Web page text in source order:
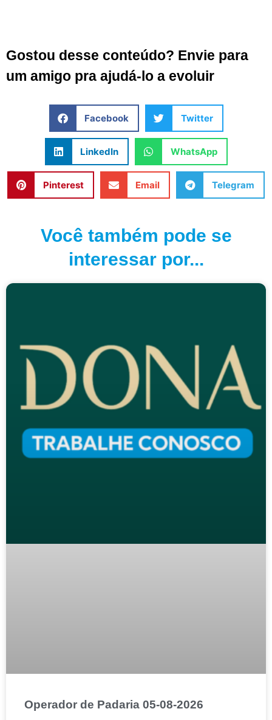
Gostou desse conteúdo? Envie para
um amigo pra ajudá-lo a evoluir
Facebook Twitter
LinkedIn WhatsApp
Pinterest Email Telegram
Você também pode se
interessar por...
Operador de Padaria 05-08-2026